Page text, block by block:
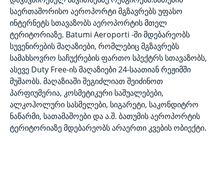
საერთაშორისო აეროპორტი მგზავრებს უფასო
ინტერნეტს სთავაზობს აეროპორტის მთელ
ტერიტორიაზე. Batumi Aeroporti -ში მდებარეობს
სუვენირების მაღაზიები, რომლებიც მგზავრებს
სამახსოვრო საჩუქრების ფართო სპექტრს სთავაზობს,
ასევე Duty Free-ის მაღაზიები 24-საათიან რეჟიმში
მუშაობს. მაღაზიაში შეგიძლიათ შეიძინოთ
პარფიუმერია, კოსმეტიკური საშუალებები,
ალკოჰოლური სასმელები, სიგარეტი, საკონდიტრო
ნაწარმი, სათამაშოები და ა.შ. ბათუმის აეროპორტის
ტერიტორიაზე მდებარეობს არაერთი კვების ობიექტი.